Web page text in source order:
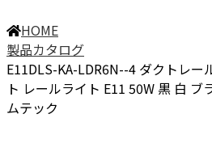
HOME
製品カタログ
E11DLS-KA-LDR6N--4 ダクトレ
ト レールライト E11 50W 黒 白 ブ
ムテック